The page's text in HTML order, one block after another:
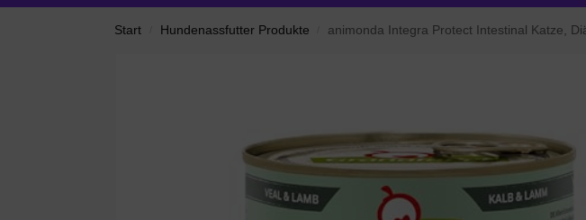
Start Hundenassfutter Produkte animonda Integra Protect Intestinal Katze,